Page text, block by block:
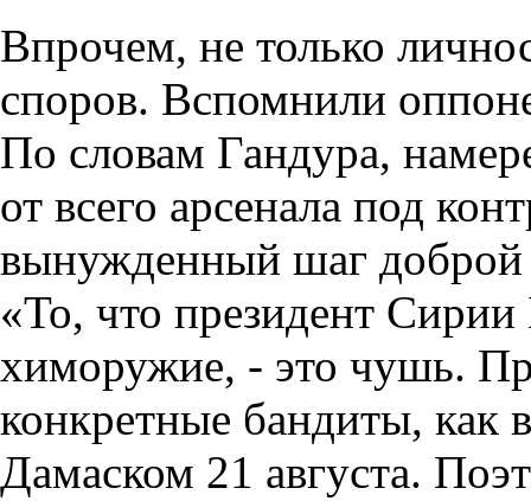
Впрочем, не только
споров. Вспомнили
По словам Гандура,
от всего арсенала под
вынужденный шаг доброй
«То, что президент
химоружие, - это чушь.
конкретные бандиты, как
Дамаском 21 августа.